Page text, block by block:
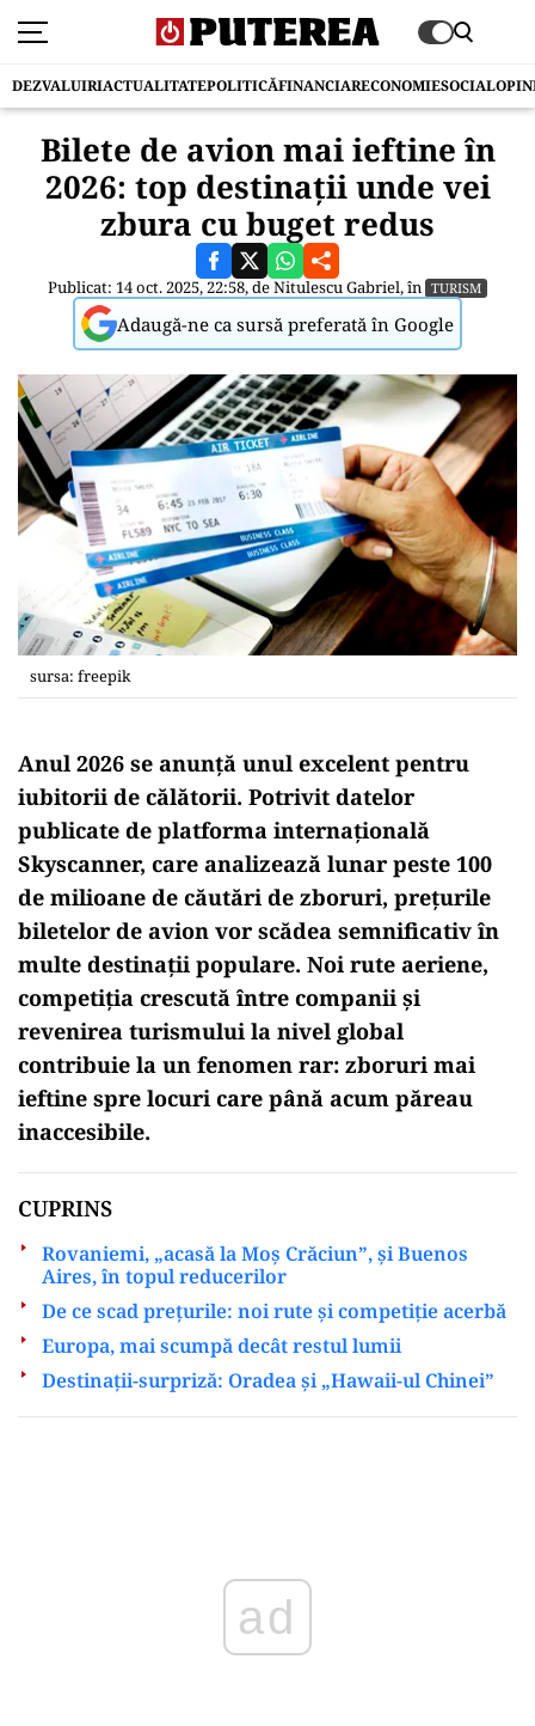
DEZVALUIRIACTUALITATEPOLITICĂFINANCIARECONOMIESOCIAL
Bilete de avion mai ieftine în
2026: top destinații unde vei
zbura cu buget redus
Publicat: 14 oct. 2025, 22:58, deNitulescu Gabriel, în TURISM
Adaugă-ne ca sursă preferată în Google
sursa: freepik
Anul 2026 se anunță unul excelent pentru
iubitorii de călătorii. Potrivit datelor
publicate de platforma internațională
Skyscanner, care analizează lunar peste 100
de milioane de căutări de zboruri, prețurile
biletelor de avion vor scădea semnificativ în
multe destinații populare. Noi rute aeriene,
competiția crescută între companii și
revenirea turismului la nivel global
contribuie la un fenomen rar: zboruri mai
ieftine spre locuri care până acum păreau
inaccesibile.
CUPRINS
Rovaniemi, „acasă la Moș Crăciun”, și Buenos
Aires, în topul reducerilor
De ce scad prețurile: noi rute și competiție acerbă
Europa, mai scumpă decât restul lumii
Destinații-surpriză: Oradea și „Hawaii-ul Chinei”